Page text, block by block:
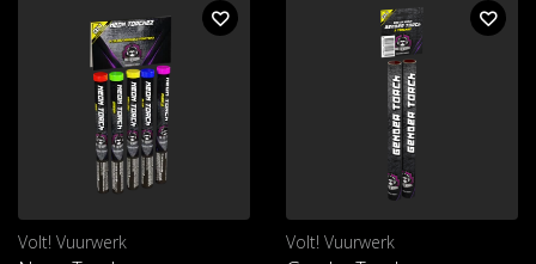
Volt! Vuurwerk Volt! Vuurwerk